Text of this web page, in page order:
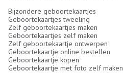
Bijzondere geboortekaartjes
Geboortekaartjes tweeling
Zelf geboortekaartjes maken
Geboortekaartjes zelf maken
Zelf geboortekaartje ontwerpen
Geboortekaartje online bestellen
Geboortekaartje kopen
Geboortekaartje met foto zelf maken